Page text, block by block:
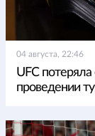
04 августа, 22:46
UFC
проведении